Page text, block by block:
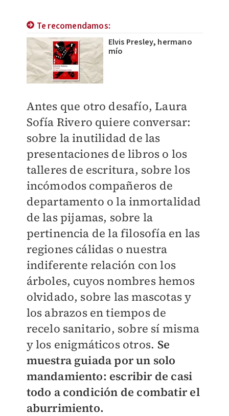
Te recomendamos:
Elvis Presley, hermano
mío
Antes que otro desafío, Laura
Sofía Rivero quiere conversar:
sobre la inutilidad de las
presentaciones de libros o los
talleres de escritura, sobre los
incómodos compañeros de
departamento o la inmortalidad
de las pijamas, sobre la
pertinencia de la filosofía en las
regiones cálidas o nuestra
indiferente relación con los
árboles, cuyos nombres hemos
olvidado, sobre las mascotas y
los abrazos en tiempos de
recelo sanitario, sobre sí misma
y los enigmáticos otros. Se
muestra guiada por un solo
mandamiento: escribir de casi
todo a condición de combatir el
aburrimiento.